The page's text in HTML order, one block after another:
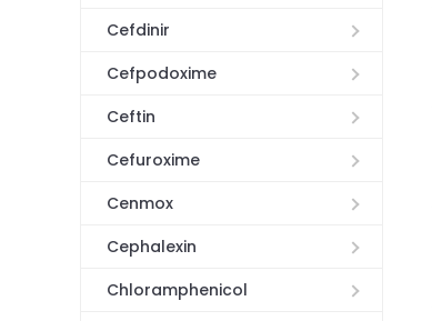
Cefdinir
Cefpodoxime
Ceftin
Cefuroxime
Cenmox
Cephalexin
Chloramphenicol